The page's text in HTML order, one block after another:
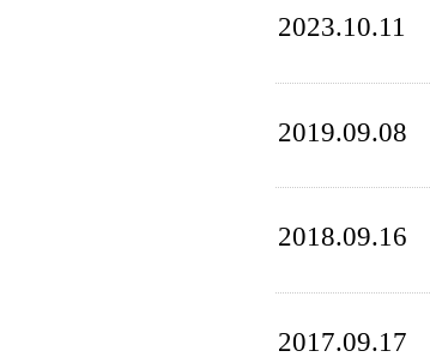
2023.10.11
2019.09.08
2018.09.16
2017.09.17